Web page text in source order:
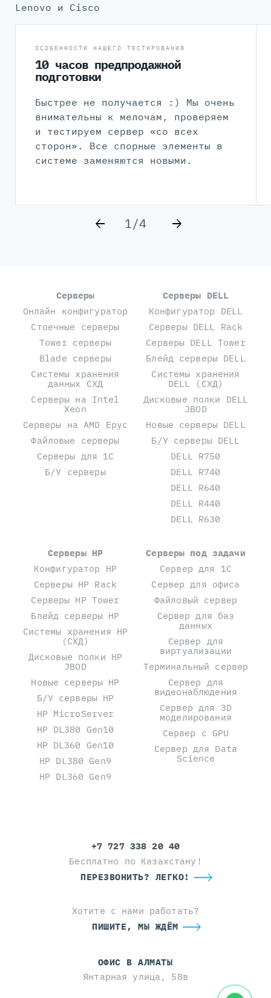
Lenovo и Cisco
ОСОБЕННОСТИ НАШЕГО ТЕСТИРОВАНИЯ
10 часов предпродажной
подготовки
Быстрее не получается :) Мы очень
внимательны к мелочам, проверяем
и тестируем сервер «со всех
сторон». Все спорные элементы в
системе заменяются новыми.
1/4
Серверы
Онлайн конфигуратор
Стоечные серверы
Tower серверы
Blade серверы
Системы хранения
данных СХД
Серверы на Intel
Xeon
Серверы на AMD Epyc
Файловые серверы
Серверы для 1С
Б/У серверы
Серверы DELL
Конфигуратор DELL
Серверы DELL Rack
Серверы DELL Tower
Блейд серверы DELL
Системы хранения
DELL (СХД)
Дисковые полки DELL
JBOD
Новые серверы DELL
Б/У серверы DELL
DELL R750
DELL R740
DELL R640
DELL R440
DELL R630
Серверы HP
Конфигуратор HP
Серверы HP Rack
Серверы HP Tower
Блейд серверы HP
Системы хранения HP
(СХД)
Дисковые полки HP
JBOD
Новые серверы HP
Б/У серверы HP
HP MicroServer
HP DL380 Gen10
HP DL360 Gen10
HP DL380 Gen9
HP DL360 Gen9
Серверы под задачи
Сервер для 1С
Сервер для офиса
Файловый сервер
Сервер для баз
данных
Сервер для
виртуализации
Терминальный сервер
Сервер для
видеонаблюдения
Сервер для 3D
моделирования
Сервер с GPU
Сервер для Data
Science
+7 727 338 20 40
Бесплатно по Казахстану!
ПЕРЕЗВОНИТЬ? ЛЕГКО!
Хотите с нами работать?
ПИШИТЕ, МЫ ЖДЁМ
ОФИС В АЛМАТЫ
Янтарная улица, 58в